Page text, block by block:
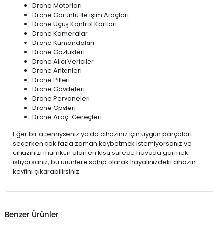
Drone Motorları
Drone Görüntü İletişim Araçları
Drone Uçuş Kontrol Kartları
Drone Kameraları
Drone Kumandaları
Drone Gözlükleri
Drone Alıcı Vericiler
Drone Antenleri
Drone Pilleri
Drone Gövdeleri
Drone Pervaneleri
Drone Gpsleri
Drone Araç-Gereçleri
Eğer bir acemiyseniz ya da cihazınız için uygun parçaları
seçerken çok fazla zaman kaybetmek istemiyorsanız ve
cihazınızı mümkün olan en kısa sürede havada görmek
istiyorsanız, bu ürünlere sahip olarak hayalinizdeki cihazın
keyfini çıkarabilirsiniz.
Benzer Ürünler